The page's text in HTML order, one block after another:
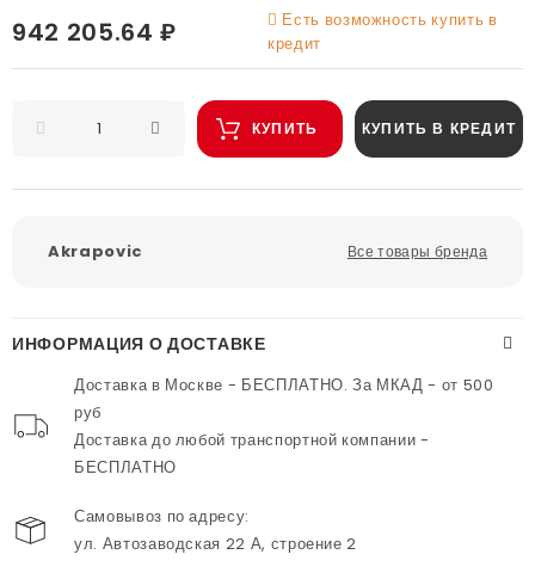
942 205.64 ₽
Есть возможность купить в
кредит
КУПИТЬ КУПИТЬ В КРЕДИТ
Akrapovic Все товары бренда
ИНФОРМАЦИЯ О ДОСТАВКЕ
Доставка в Москве - БЕСПЛАТНО. За МКАД - от 500
руб
Доставка до любой транспортной компании -
БЕСПЛАТНО
Самовывоз по адресу:
ул. Автозаводская 22 А, строение 2